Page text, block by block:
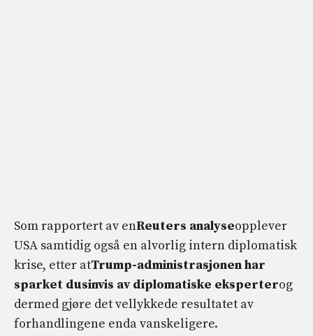
Som rapportert av enReuters analyseopplever
USA samtidig også en alvorlig intern diplomatisk
krise, etter atTrump-administrasjonen har
sparket dusinvis av diplomatiske eksperterog
dermed gjøre det vellykkede resultatet av
forhandlingene enda vanskeligere.